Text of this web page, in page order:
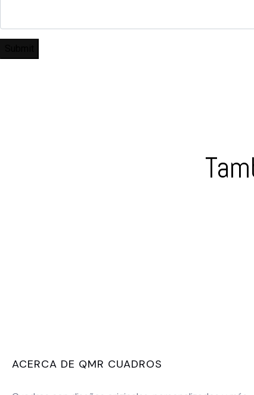
ACERCA DE QMR CUADROS